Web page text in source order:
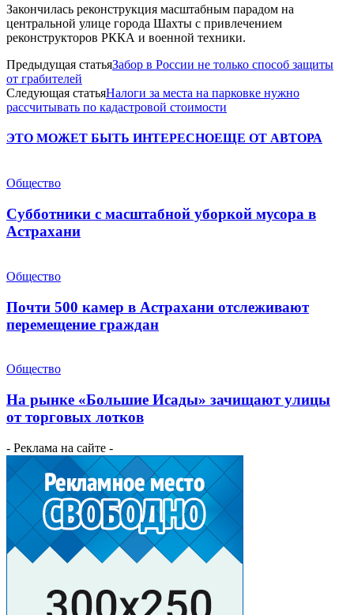
Закончилась реконструкция масштабным парадом на
центральной улице города Шахты с привлечением
реконструкторов РККА и военной техники.
Предыдущая статьяЗабор в России не только способ защиты
от грабителей
Следующая статьяНалоги за места на парковке нужно
рассчитывать по кадастровой стоимости
ЭТО МОЖЕТ БЫТЬ ИНТЕРЕСНОЕЩЕ ОТ АВТОРА
Общество
Субботники с масштабной уборкой мусора в
Астрахани
Общество
Почти 500 камер в Астрахани отслеживают
перемещение граждан
Общество
На рынке «Большие Исады» зачищают улицы
от торговых лотков
- Реклама на сайте -